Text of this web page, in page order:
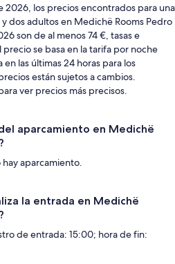
2026, los precios encontrados para una
dos adultos en Medichë Rooms Pedro
son de al menos 74 €, tasas e
se basa en la tarifa por noche
las últimas 24 horas para los
están sujetos a cambios.
ver precios más precisos.
aparcamiento en Medichë
aparcamiento.
la entrada en Medichë
de entrada: 15:00; hora de fin: